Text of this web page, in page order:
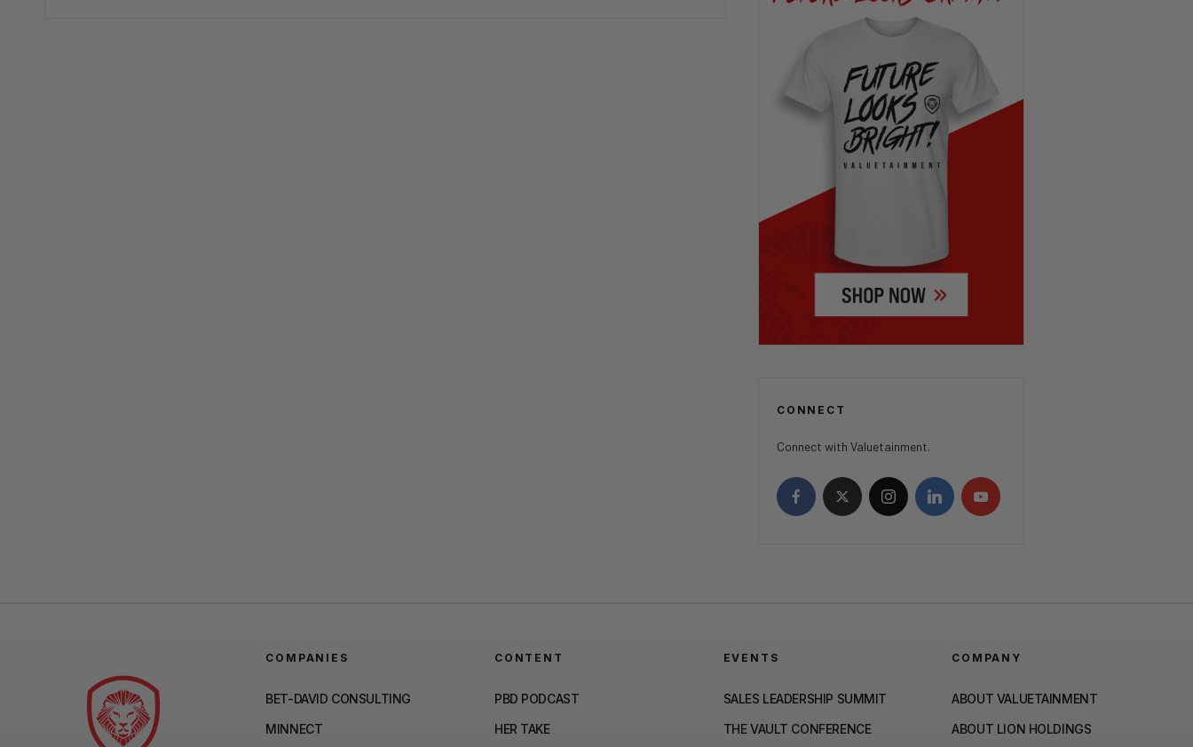
CONNECT
Connect with Valuetainment.
COMPANIES
BET-DAVID CONSULTING
MINNECT
CONTENT
PBD PODCAST
HER TAKE
EVENTS
SALES LEADERSHIP SUMMIT
THE VAULT CONFERENCE
COMPANY
ABOUT VALUETAINMENT
ABOUT LION HOLDINGS